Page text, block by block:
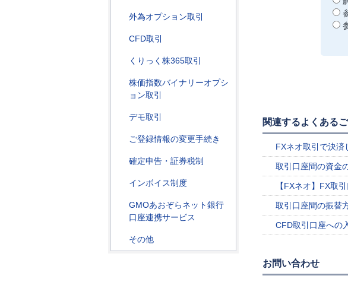
外為オプション取引
CFD取引
くりっく株365取引
株価指数バイナリーオプシ
ョン取引
デモ取引
ご登録情報の変更手続き
確定申告・証券税制
インボイス制度
GMOあおぞらネット銀行
口座連携サービス
その他
関連するよくある
FXネオ取引で決済
取引口座間の資金
【FXネオ】FX取
取引口座間の振替
CFD取引口座への
お問い合わせ